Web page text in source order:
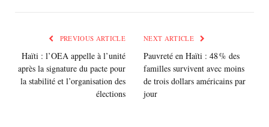
PREVIOUS ARTICLE
Haïti : l’OEA appelle à l’unité
après la signature du pacte pour
la stabilité et l’organisation des
élections
NEXT ARTICLE
Pauvreté en Haïti : 48 % des
familles survivent avec moins
de trois dollars américains par
jour